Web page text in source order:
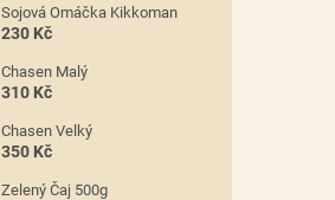
Sojová Omáčka Kikkoman
230 Kč
Chasen Malý
310 Kč
Chasen Velký
350 Kč
Zelený Čaj 500g